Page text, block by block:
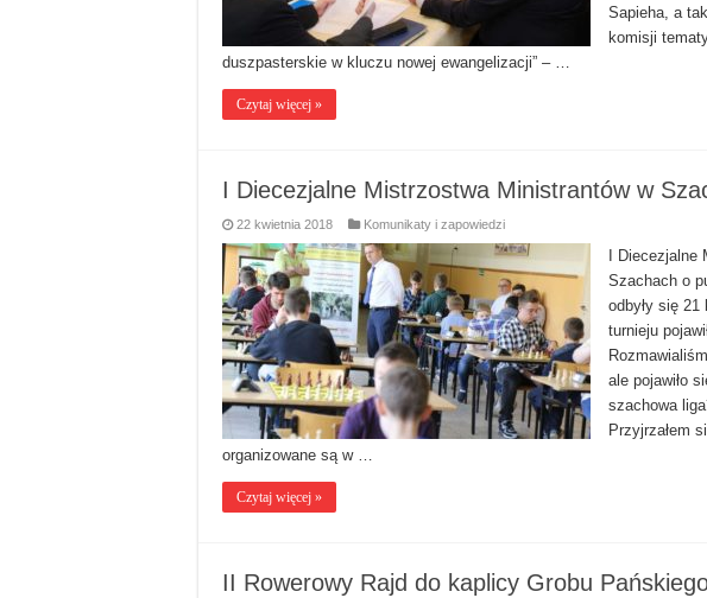
Sapieha, a
komisji
duszpasterskie w kluczu nowej ewangelizacji” – …
Czytaj więcej »
I Diecezjalne Mistrzostwa Ministrantów w
22 kwietnia 2018 Komunikaty i zapowiedzi
I
Szachach o
odbyły się 21
turnieju
ale pojawiło
szachowa
Przyjrzałem
organizowane są w …
Czytaj więcej »
II Rowerowy Rajd do kaplicy Grobu